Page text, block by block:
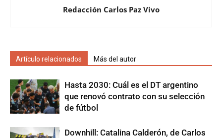
Redacción Carlos Paz Vivo
Artículo relacionados Más del autor
Hasta 2030: Cuál es el DT argentino
que renovó contrato con su selección
de fútbol
Downhill: Catalina Calderón, de Carlos